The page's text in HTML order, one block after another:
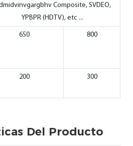
Composite, SVDEO,
YPBPR (HDTV), etc ...
650 800
200 300
Del Producto